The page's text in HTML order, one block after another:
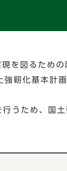
を図るため
靭化基本計
うため、国